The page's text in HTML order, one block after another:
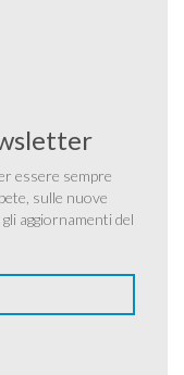
essere sempre
sulle nuove
aggiornamenti del